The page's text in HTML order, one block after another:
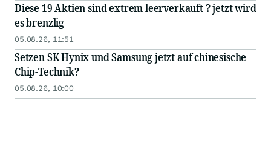
Diese 19 Aktien sind extrem leerverkauft ? jetzt wird
es brenzlig
05.08.26, 11:51
Setzen SK Hynix und Samsung jetzt auf chinesische
Chip-Technik?
05.08.26, 10:00